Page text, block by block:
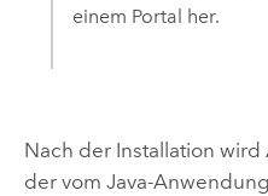
einem Portal her.
Nach der Installation wird
der vom Java-